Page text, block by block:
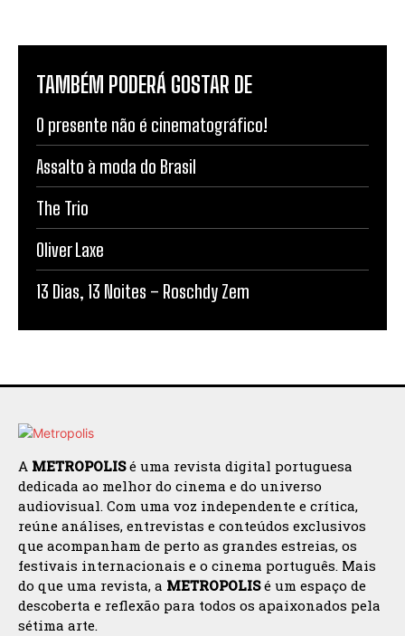
TAMBÉM PODERÁ GOSTAR DE
O presente não é cinematográfico!
Assalto à moda do Brasil
The Trio
Oliver Laxe
13 Dias, 13 Noites – Roschdy Zem
A METROPOLISé uma revista digital portuguesa
dedicada ao melhor do cinema e do universo
audiovisual. Com uma voz independente e crítica,
reúne análises, entrevistas e conteúdos exclusivos
que acompanham de perto as grandes estreias, os
festivais internacionais e o cinema português. Mais
do que uma revista, a METROPOLISé um espaço de
descoberta e reflexão para todos os apaixonados pela
sétima arte.